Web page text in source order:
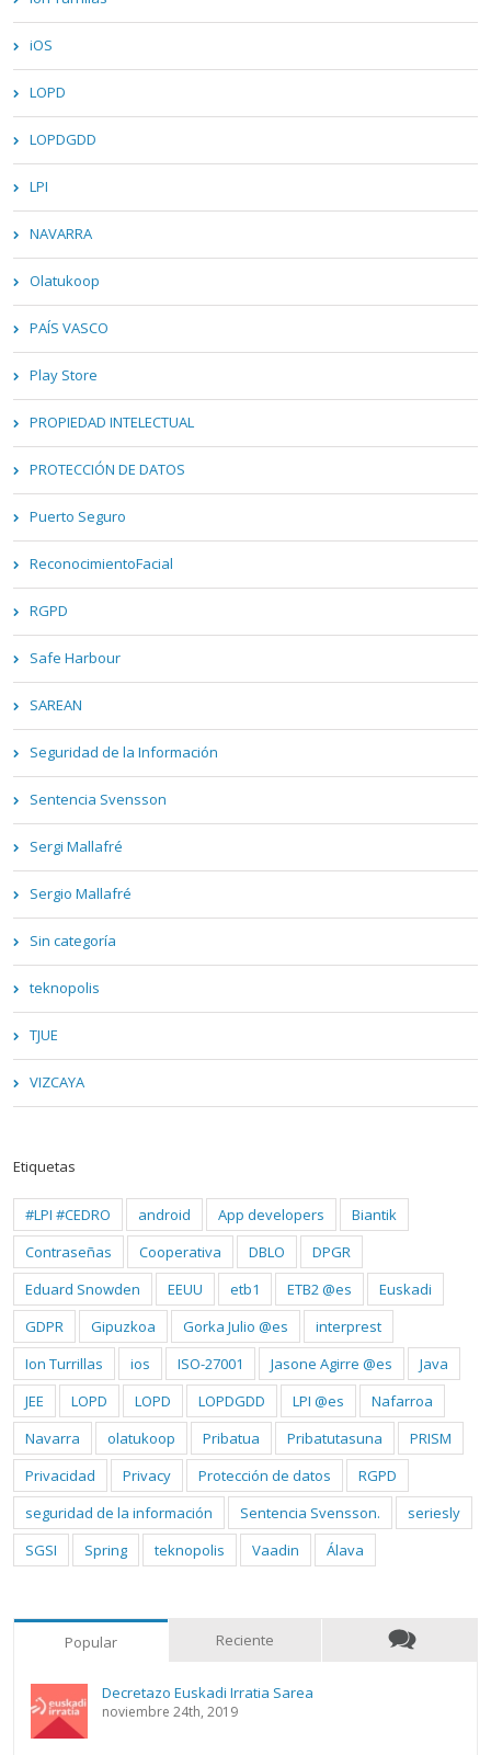
iOS
LOPD
LOPDGDD
LPI
NAVARRA
Olatukoop
PAÍS VASCO
Play Store
PROPIEDAD INTELECTUAL
PROTECCIÓN DE DATOS
Puerto Seguro
ReconocimientoFacial
RGPD
Safe Harbour
SAREAN
Seguridad de la Información
Sentencia Svensson
Sergi Mallafré
Sergio Mallafré
Sin categoría
teknopolis
TJUE
VIZCAYA
Etiquetas
#LPI #CEDRO android App developers
Biantik
Contraseñas
Cooperativa DBLO
DPGR
Eduard Snowden
EEUU etb1 ETB2 @es
Euskadi
GDPR
Gipuzkoa Gorka Julio @es
interprest
Ion Turrillas
ios ISO-27001 Jasone Agirre @es
Java
JEE
LOPD LOPD LOPDGDD LPI @es
Nafarroa
Navarra
olatukoop Pribatua Pribatutasuna
PRISM
Privacidad
Privacy Protección de datos
RGPD
seguridad de la información
Sentencia Svensson.
seriesly
SGSI
Spring teknopolis Vaadin Álava
Popular Reciente
Decretazo Euskadi Irratia Sarea
noviembre 24th, 2019